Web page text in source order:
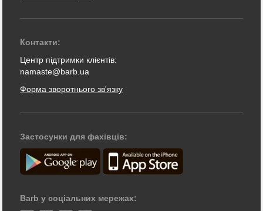
Контакти:
Центр підтримки клієнтів:
namaste@barb.ua
Форма зворотнього зв'язку
Застосунки для фахівців:
Barb у соціальних мережах: